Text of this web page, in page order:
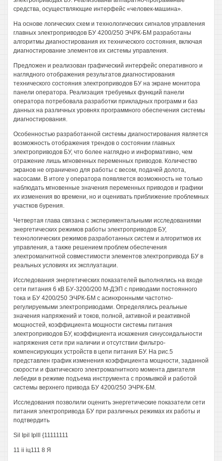
средства, осуществляющие интерфейс «человек-машина».
На основе логических схем и технологических сигналов управления
главных электроприводов БУ 4200/250 ЭЧРК-БМ разработаны
алгоритмы диагностирования их технического состояния, включая
диагностирование элементов их системы управления.
Предложен и реализован графический интерфейс оперативного и
наглядного отображения результатов диагностирования
технического состояния электроприводов БУ на экране монитора
панели оператора. Реализация требуемых функций панели
оператора потребовала разработки прикладных программ и баз
данных на различных уровнях программного обеспечения системы
диагностирования.
Особенностью разработанной системы диагностирования является
возможность отображения трендов о состоянии главных
электроприводов БУ, что более наглядно и информативно, чем
отражение лишь мгновенных переменных приводов. Количество
экранов не ограничено для работы с весом, подачей долота,
насосами. В итоге у оператора появляется возможность не только
наблюдать мгновенные значения переменных приводов и графики
их изменения во времени, но и оценивать приближение проблемных
участков бурения.
Четвертая глава связана с экспериментальными исследованиями
энергетических режимов работы электроприводов БУ,
технологических режимов разработанных систем и алгоритмов их
управления, а также решением проблем обеспечения
электромагнитной совместимости элементов электропривода БУ в
реальных условиях их эксплуатации.
Исследования энергетических показателей выполнялись на входе
сети питания 6 кВ БУ-3200/200 М-ДЭП с приводами постоянного
тока и БУ 4200/250 ЭЧРК-БМ с асинхронными частотно-
регулируемыми электроприводами. Определялись реальные
значения напряжений и токов, полной, активной и реактивной
мощностей, коэффициента мощности системы питания
электроприводов БУ, коэффициента искажения синусоидальности
напряжения сети при наличии и отсутствии фильтро-
компенсирующих устройств в цепи питания БУ. На рис.5
представлен график изменения коэффициента мощности, заданной
скорости и фактического электромагнитного момента двигателя
лебедки в режиме подъема инструмента с промывкой и работой
системы верхнего привода БУ 4200/250 ЭЧРК-БМ.
Исследования позволили оценить энергетические показатели сети
питания электропривода БУ при различных режимах их работы и
подтвердить
Sil Ipil Iplll {11111111
11 ii iц111 8 Я